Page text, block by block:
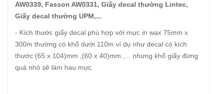
AW0339, Fasson AW0331, Giấy decal thường Lintec,
Giấy decal thường UPM,...
- Kích thước giấy decal phù hợp với mực in wax 75mm x
300m thường có khổ dưới 110m ví dụ như decal có kích
thước (65 x 104)mm ,(60 x 40)mm ,... nhưng khổ giấy đừng
quá nhỏ sẽ làm hau mực.